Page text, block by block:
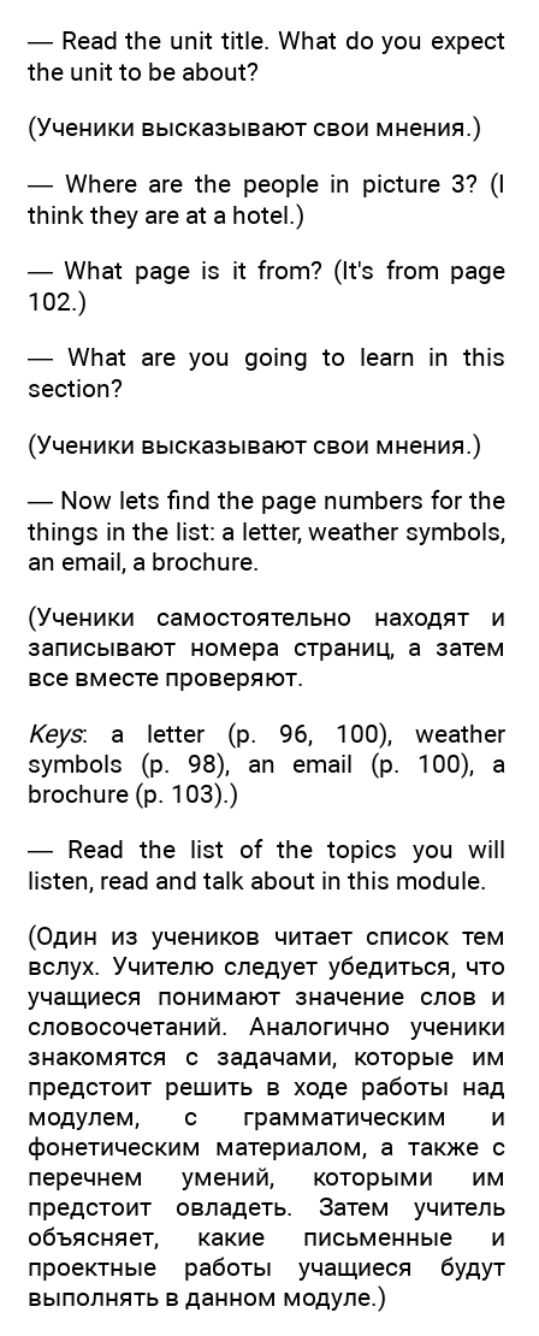
— Read the unit title. What do you expect
the unit to be about?
(Ученики высказывают свои мнения.)
— Where are the people in picture 3? (I
think they are at a hotel.)
— What page is it from? (It's from page
102.)
— What are you going to learn in this
section?
(Ученики высказывают свои мнения.)
— Now lets find the page numbers for the
things in the list: a letter, weather symbols,
an email, a brochure.
(Ученики самостоятельно находят и
записывают номера страниц, а затем
все вместе проверяют.
Keys: a letter (р. 96, 100), weather
symbols (р. 98), an email (р. 100), a
brochure (р. 103).)
— Read the list of the topics you will
listen, read and talk about in this module.
(Один из учеников читает список тем
вслух. Учителю следует убедиться, что
учащиеся понимают значение слов и
словосочетаний. Аналогично ученики
знакомятся с задачами, которые им
предстоит решить в ходе работы над
модулем, с грамматическим и
фонетическим материалом, а также с
перечнем умений, которыми им
предстоит овладеть. Затем учитель
объясняет, какие письменные и
проектные работы учащиеся будут
выполнять в данном модуле.)